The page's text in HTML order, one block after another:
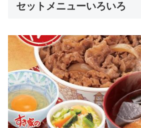
セットメニューいろいろ